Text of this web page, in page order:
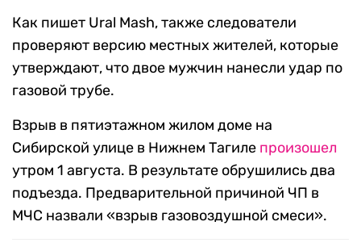
Как пишет Ural Mash, также следователи
проверяют версию местных жителей, которые
утверждают, что двое мужчин нанесли удар по
газовой трубе.
Взрыв в пятиэтажном жилом доме на
Сибирской улице в Нижнем Тагиле произошел
утром 1 августа. В результате обрушились два
подъезда. Предварительной причиной ЧП в
МЧС назвали «взрыв газовоздушной смеси».